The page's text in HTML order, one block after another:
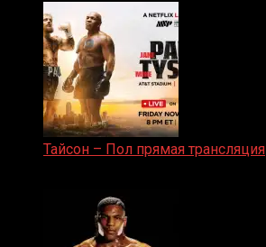
Тайсон – Пол прямая трансляция